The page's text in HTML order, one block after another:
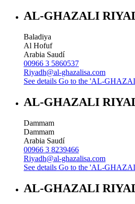
AL-GHAZALI
Baladiya
Al Hofuf
Arabia Saudí
00966 3 5860537
Riyadh@al-ghazalisa.com
See details Go to the 'AL-
AL-GHAZALI
Dammam
Dammam
Arabia Saudí
00966 3 8239466
Riyadh@al-ghazalisa.com
See details Go to the 'AL-
AL-GHAZALI